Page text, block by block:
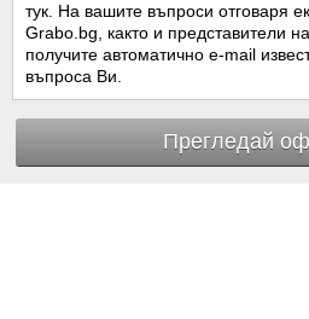
тук. На вашите въпроси отговаря
Grabo.bg, както и представители
получите автоматично e-mail
въпроса Ви.
Прегледай